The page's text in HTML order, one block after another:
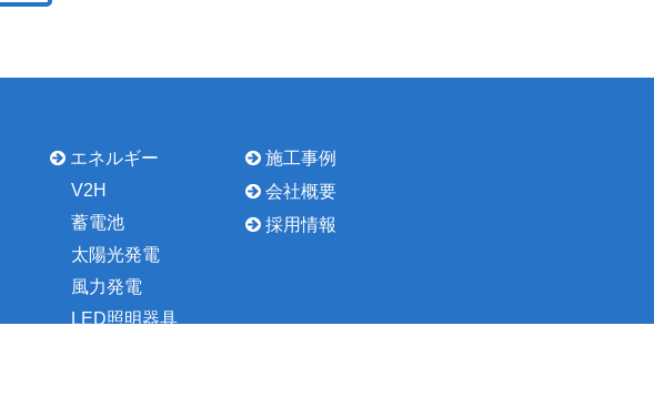
エネルギー
V2H
蓄電池
太陽光発電
風力発電
LED照明器具
施工事例
会社概要
採用情報